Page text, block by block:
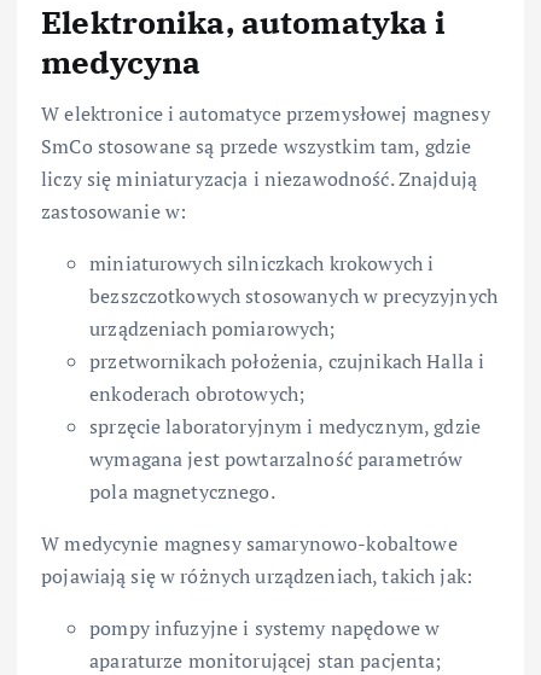
Elektronika, automatyka i
medycyna
W elektronice i automatyce przemysłowej magnesy
SmCo stosowane są przede wszystkim tam, gdzie
liczy się miniaturyzacja i niezawodność. Znajdują
zastosowanie w:
miniaturowych silniczkach krokowych i
bezszczotkowych stosowanych w precyzyjnych
urządzeniach pomiarowych;
przetwornikach położenia, czujnikach Halla i
enkoderach obrotowych;
sprzęcie laboratoryjnym i medycznym, gdzie
wymagana jest powtarzalność parametrów
pola magnetycznego.
W medycynie magnesy samarynowo-kobaltowe
pojawiają się w różnych urządzeniach, takich jak:
pompy infuzyjne i systemy napędowe w
aparaturze monitorującej stan pacjenta;